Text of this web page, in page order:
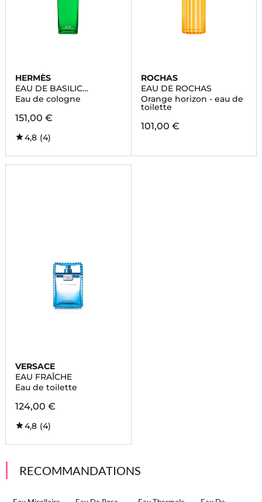
HERMÈS
EAU DE BASILIC
POURPRE
Eau de cologne
151,00 €
4,8 (4)
ROCHAS
EAU DE ROCHAS
Orange horizon - eau de
toilette
101,00 €
VERSACE
EAU FRAÎCHE
Eau de toilette
124,00 €
4,8 (4)
RECOMMANDATIONS